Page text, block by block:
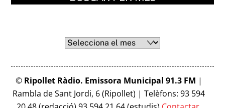
Arxius
© Ripollet Ràdio. Emissora Municipal 91.3 FM |
Rambla de Sant Jordi, 6 (Ripollet) | Telèfons: 93 594